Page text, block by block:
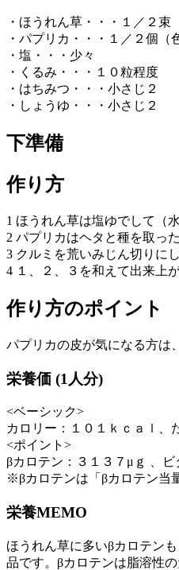
・ほうれん草・・・１／２束
・パプリカ・・・１／２個（
・塩・・・少々
・くるみ・・・１０粒程度
・はちみつ・・・小さじ２
・しょうゆ・・・小さじ２
下準備
作り方
1 ほうれん草は塩ゆでして（
2 パプリカはヘタと種を取っ
3 クルミを荒いみじん切りに
4 １、２、３を和えて出来上が
作り方のポイント
パプリカの皮が気になる方は
栄養価 (1人分)
<ベーシック>
カロリー：１０１ｋｃａｌ、
<ポイント>
βカロテン：３１３７μｇ 、ビ
※βカロテンは「βカロテン当
栄養MEMO
ほうれん草に多いβカロテン
品です。βカロテンは脂溶性